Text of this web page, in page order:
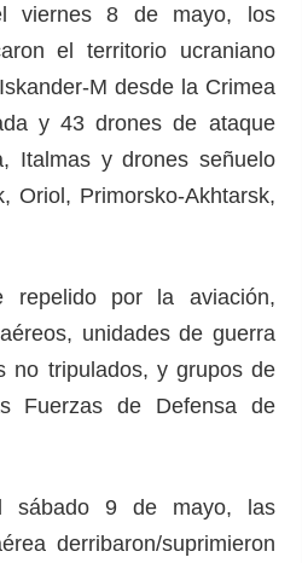
SERVICIOS
Suscripción
Banco de
imágenes
viernes 8 de mayo, los
el territorio ucraniano
M desde la Crimea
y 43 drones de ataque
Italmas y drones señuelo
Oriol, Primorsko-Akhtarsk,
repelido por la aviación,
unidades de guerra
no tripulados, y grupos de
Fuerzas de Defensa de
sábado 9 de mayo, las
derribaron/suprimieron